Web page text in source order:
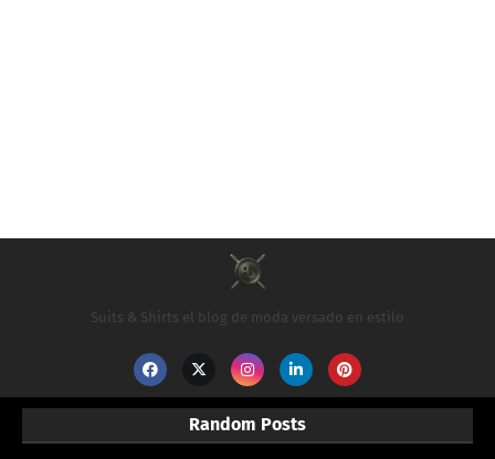
Suits & Shirts el blog de moda versado en estilo
Random Posts